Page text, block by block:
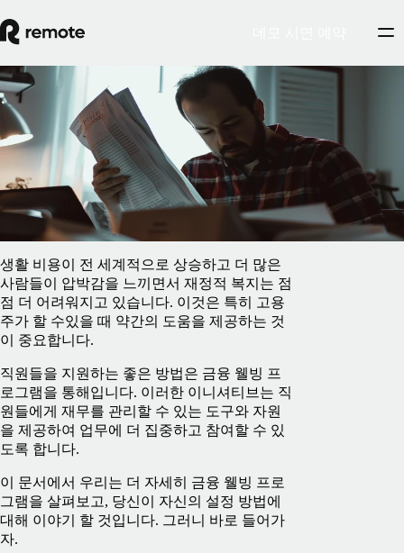
Blog/
금융 웰빙 프로그램: 고용주를 위한 가이드
By Francesco Cardi
2025년 4월 16일
생활 비용이 전 세계적으로 상승하고 더 많은
사람들이 압박감을 느끼면서 재정적 복지는 점
점 더 어려워지고 있습니다. 이것은 특히 고용
주가 할 수있을 때 약간의 도움을 제공하는 것
이 중요합니다.
직원들을 지원하는 좋은 방법은 금융 웰빙 프
로그램을 통해입니다. 이러한 이니셔티브는 직
원들에게 재무를 관리할 수 있는 도구와 자원
을 제공하여 업무에 더 집중하고 참여할 수 있
도록 합니다.
이 문서에서 우리는 더 자세히 금융 웰빙 프로
그램을 살펴보고, 당신이 자신의 설정 방법에
대해 이야기 할 것입니다. 그러니 바로 들어가
자.